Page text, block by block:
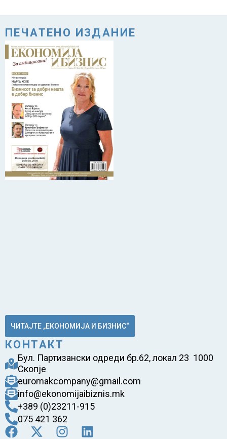
ПЕЧАТЕНО ИЗДАНИЕ
ЧИТАЈТЕ „ЕКОНОМИЈА И БИЗНИС“
КОНТАКТ
Бул. Партизански одреди бр.62, локал 23 1000
Скопје
euromakcompany@gmail.com
info@ekonomijaibiznis.mk
+389 (0)23211-915
075 421 362